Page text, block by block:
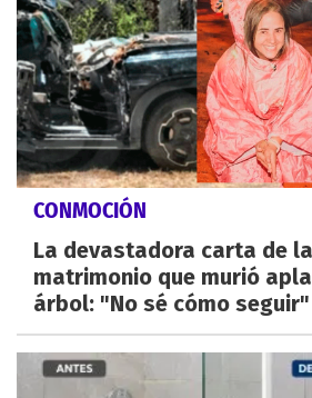
CONMOCIÓN
La devastadora carta de
matrimonio que murió
árbol: "No sé cómo seguir"